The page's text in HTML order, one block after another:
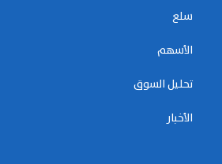
سلع
الأسهم
تحليل السوق
الأخبار